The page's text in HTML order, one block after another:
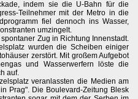
indem sie die U-Bahn für die
Teilnehmer mit der Metro in die
fiel dennoch ins Wasser,
umzingelt.
Zug in Richtung Innenstadt.
wurden die Scheiben einiger
zerstört. Mit großem Aufgebot
und Wasserwerfern löste die
auf.
veranlassten die Medien am
Prag". Die Boulevard-Zeitung Blesk